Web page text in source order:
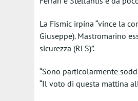
La Fismic irpina “vince la
Giuseppe). Mastromarino
sicurezza (RLS)”.
“Sono particolarmente
“Il voto di questa mattina